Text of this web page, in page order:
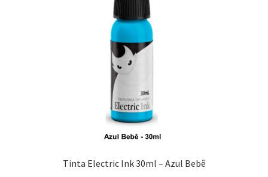
Tinta Electric Ink 30ml – Azul Bebê